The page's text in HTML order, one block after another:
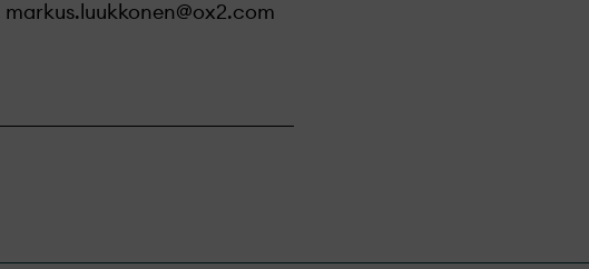
markus.luukkonen@ox2.com